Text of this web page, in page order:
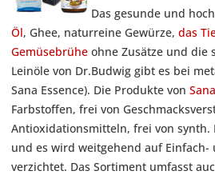
Das gesunde und
Öl, Ghee, naturreine Gewürze, das
Gemüsebrühe ohne Zusätze und die
Leinöle von Dr.Budwig gibt es bei
Sana Essence). Die Produkte von
Farbstoffen, frei von
Antioxidationsmitteln, frei von synth.
und es wird weitgehend auf Einfach-
verzichtet. Das Sortiment umfasst